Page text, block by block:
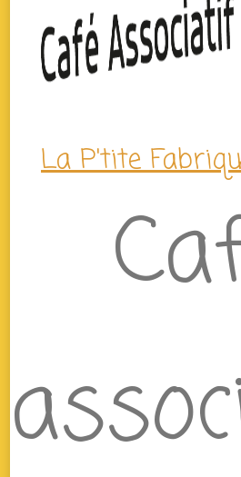
La P'tite